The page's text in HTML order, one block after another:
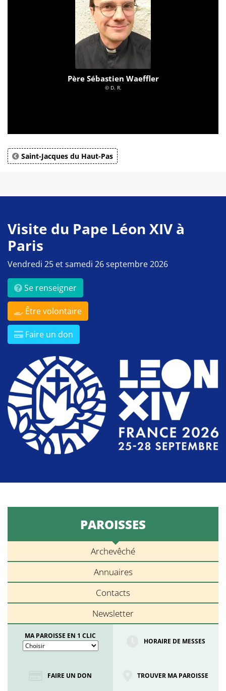
Père Sébastien Waeffler
© D. R.
Saint-Jacques du Haut-Pas
Visite du Pape Léon XIV à
Paris
Vendredi 25 et samedi 26 septembre 2026
Se renseigner
Être volontaire
Faire un don
PAROISSES
Archevêché
Annuaires
Contacts
Newsletter
MA PAROISSE EN 1 CLIC
HORAIRE DE MESSES
FAIRE UN DON TROUVER MA PAROISSE